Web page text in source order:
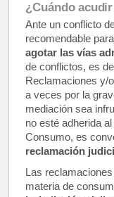
¿Cuándo
Ante un conflicto
recomendable
agotar las vías
de conflictos, es
Reclamaciones y/
a veces por la
mediación sea
no esté adherida
Consumo, es
reclamación
Las
materia de